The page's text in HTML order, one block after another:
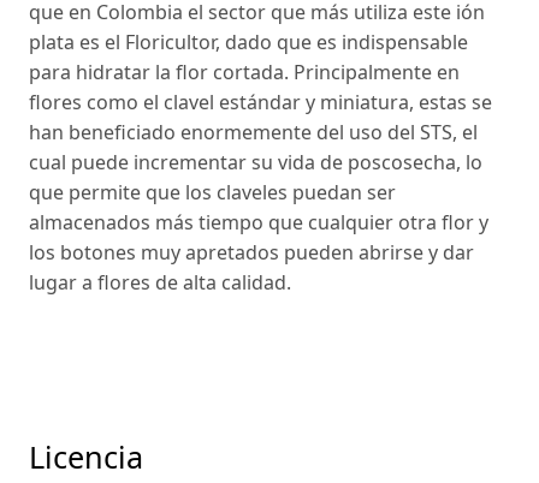
que en Colombia el sector que más utiliza este ión
plata es el Floricultor, dado que es indispensable
para hidratar la flor cortada. Principalmente en
flores como el clavel estándar y miniatura, estas se
han beneficiado enormemente del uso del STS, el
cual puede incrementar su vida de poscosecha, lo
que permite que los claveles puedan ser
almacenados más tiempo que cualquier otra flor y
los botones muy apretados pueden abrirse y dar
lugar a flores de alta calidad.
Licencia